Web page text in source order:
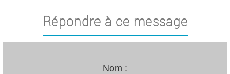
Répondre à ce message
Nom :